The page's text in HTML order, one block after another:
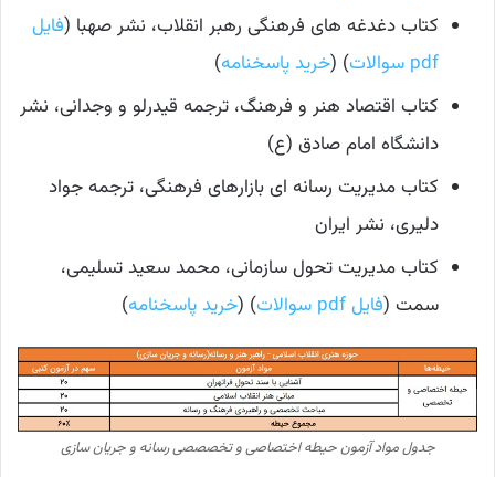
کتاب دغدغه های فرهنگی رهبر انقلاب، نشر صهبا (فایل
pdf سوالات
) (خرید پاسخنامه)
کتاب اقتصاد هنر و فرهنگ، ترجمه قیدرلو و وجدانی، نشر
دانشگاه امام صادق (ع)
کتاب مدیریت رسانه ای بازارهای فرهنگی، ترجمه جواد
دلیری، نشر ایران
کتاب مدیریت تحول سازمانی، محمد سعید تسلیمی،
سمت (فایل pdf سوالات ) (خرید پاسخنامه)
جدول مواد آزمون حیطه اختصاصی و تخصصصی رسانه و جریان سازی